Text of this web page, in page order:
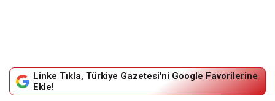
Linke Tıkla, Türkiye Gazetesi'ni Google Favorilerine
Ekle!